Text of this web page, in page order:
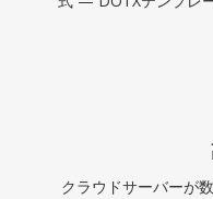
クラウドサーバーが